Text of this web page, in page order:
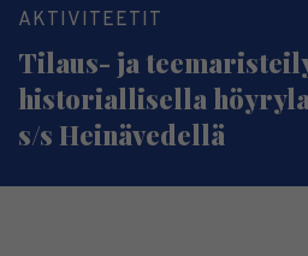
AKTIVITEETIT
Tilaus- ja
historiallisella
s/s Heinävedellä